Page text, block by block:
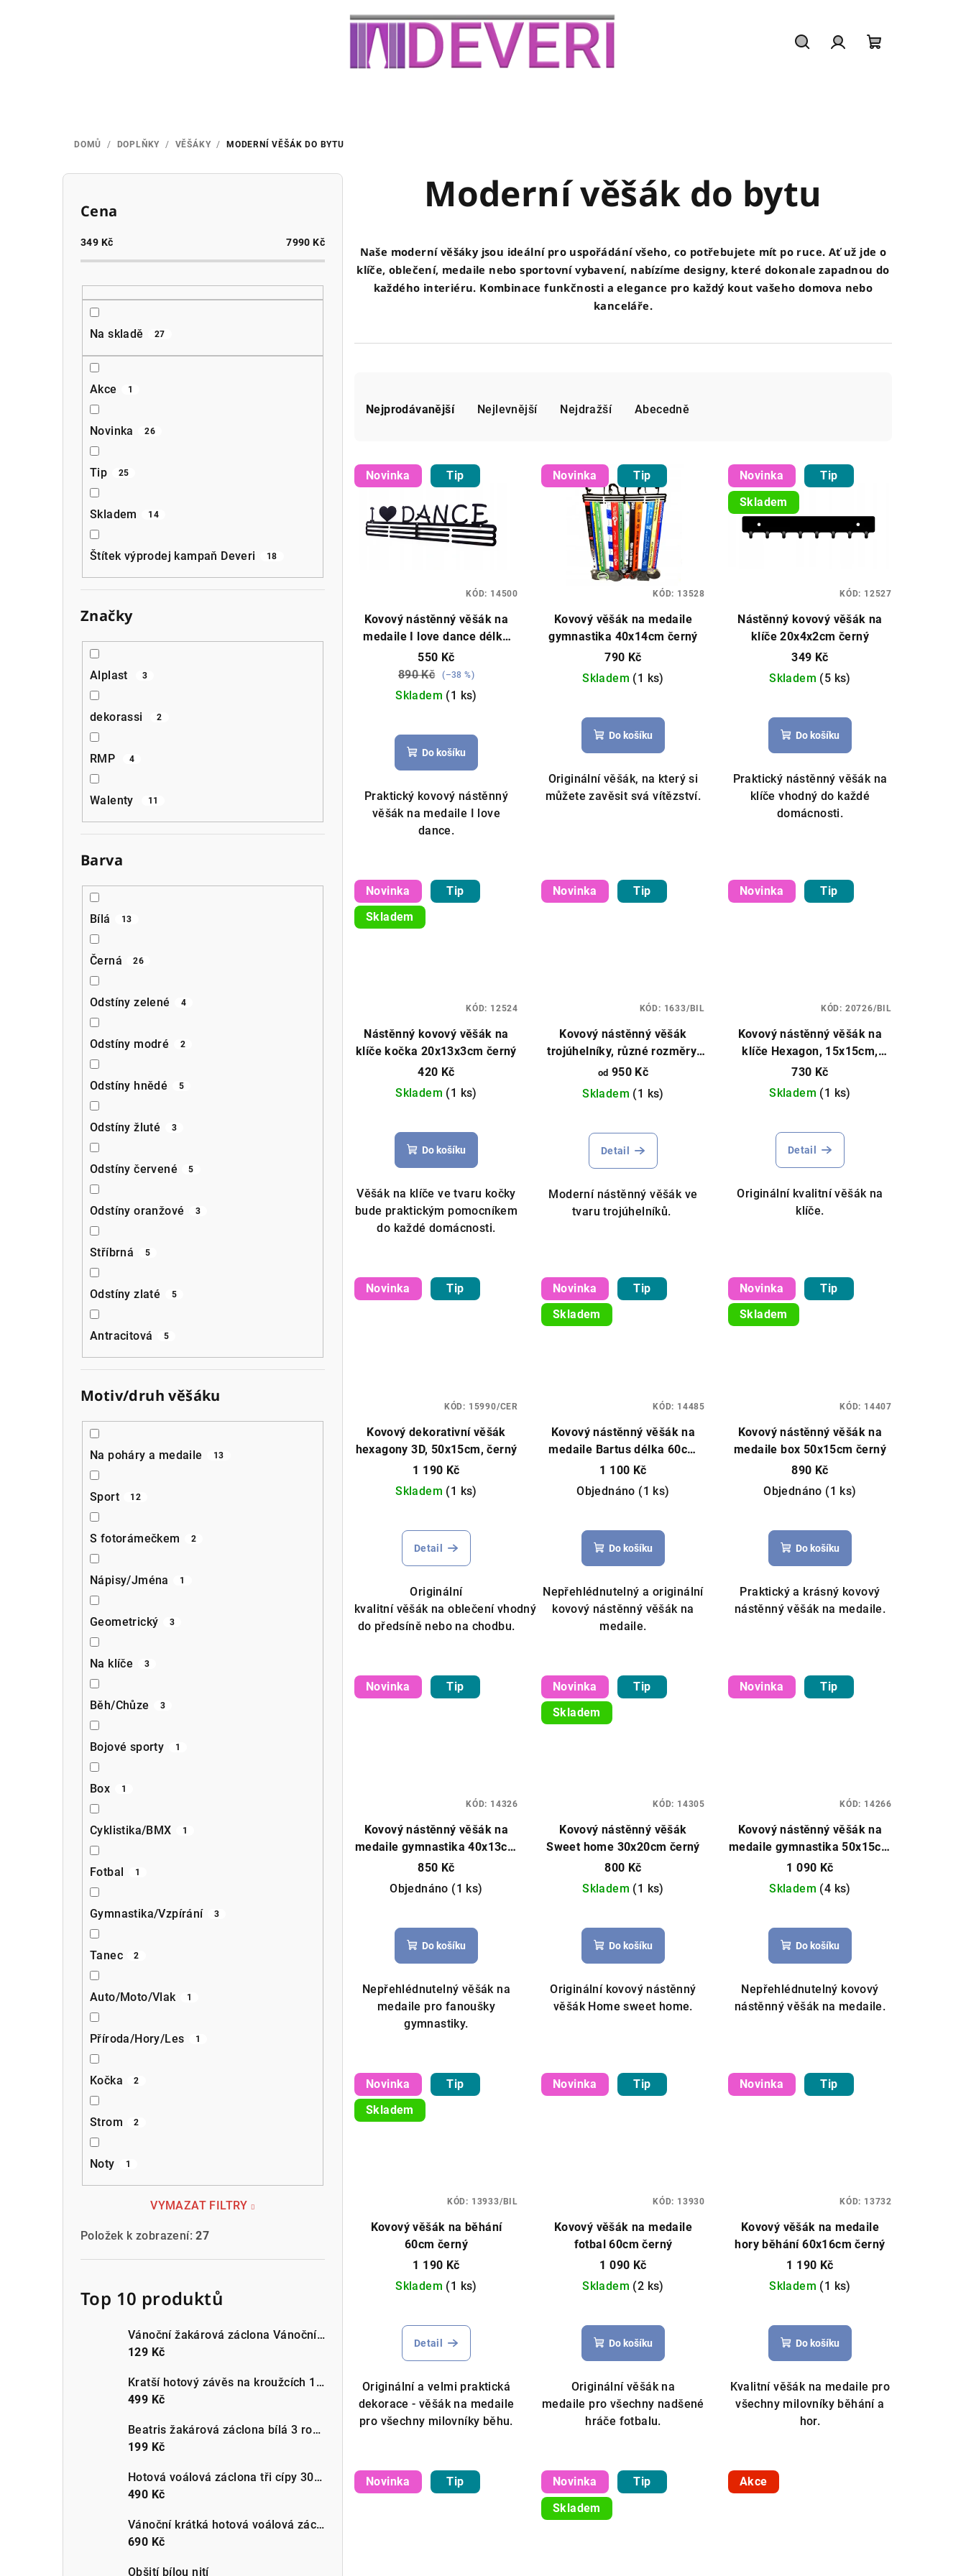
DOMŮ / DOPLŇKY / VĚŠÁKY / MODERNÍ VĚŠÁK DO BYTU
P
Cena
349 Kč 7990 Kč
Na skladě 27
Akce 1
Novinka 26
Tip 25
Skladem 14
Štítek výprodej kampaň Deveri 18
Značky
Alplast 3
dekorassi 2
RMP 4
Walenty 11
Barva
Bílá 13
Černá 26
Odstíny zelené 4
Odstíny modré 2
Odstíny hnědé 5
Odstíny žluté 3
Odstíny červené 5
Odstíny oranžové 3
Stříbrná 5
Odstíny zlaté 5
Antracitová 5
Motiv/druh věšáku
Na poháry a medaile 13
Sport 12
S fotorámečkem 2
Nápisy/Jména 1
Geometrický 3
Na klíče 3
Běh/Chůze 3
Bojové sporty 1
Box 1
Cyklistika/BMX 1
Fotbal 1
Gymnastika/Vzpírání 3
Tanec 2
Auto/Moto/Vlak 1
Příroda/Hory/Les 1
Kočka 2
Strom 2
Noty 1
VYMAZAT FILTRY
Položek k zobrazení:27
Top 10 produktů
Vánoční žakárová záclona Vánoční betlém výška 50cm bílá
Vánoční záclona, možné obšití boků
129 Kč
Kratší hotový závěs na kroužcích 140x160cm různé barvy
499 Kč
Beatris žakárová záclona bílá 3 rozměry | metráž
Metrážová záclona, možnost obšití boků
199 Kč
Hotová voálová záclona tři cípy 300x150cm bílá
490 Kč
Vánoční krátká hotová voálová záclona do kuchyně bílá různé rozměry
690 Kč
Obšití bílou nití
Moderní věšák do bytu
Naše moderní věšáky jsou ideální pro uspořádání všeho, co potřebujete mít po ruce. Ať už jde o
klíče, oblečení, medaile nebo sportovní vybavení, nabízíme designy, které dokonale zapadnou do
každého interiéru. Kombinace funkčnosti a elegance pro každý kout vašeho domova nebo
kanceláře.
a
e
o
d
Nejprodávanější Nejlevnější Nejdražší Abecedně
V
ý
p
r
ů
Novinka Tip
Kovový nástěnný věšák na
medaile I love dance délka
40cm černý
550 Kč
890 Kč
(–38 %)
Skladem (1 ks)
hodnocení
produktu
je
5,0
z
5
Do košíku
Praktický kovový nástěnný
věšák na medaile I love
dance.
KÓD: 14500
Novinka Tip
Kovový věšák na medaile
gymnastika 40x14cm černý
790 Kč
Skladem (1 ks)
Do košíku
Originální věšák, na který si
můžete zavěsit svá vítězství.
KÓD: 13528
Novinka
Tip
Skladem
Nástěnný kovový věšák na
klíče 20x4x2cm černý
349 Kč
Skladem (5 ks)
hodnocení
produktu
je
5,0
z
5
Do košíku
Praktický nástěnný věšák na
klíče vhodný do každé
domácnosti.
KÓD: 12527
Novinka
Tip
Skladem
Nástěnný kovový věšák na
klíče kočka 20x13x3cm černý
420 Kč
Skladem (1 ks)
Do košíku
Věšák na klíče ve tvaru kočky
bude praktickým pomocníkem
do každé domácnosti.
KÓD: 12524
Novinka Tip
Kovový nástěnný věšák
trojúhelníky, různé rozměry,
různé barvy
od 950 Kč
Skladem (1 ks)
Detail
Moderní nástěnný věšák ve
tvaru trojúhelníků.
KÓD: 1633/BIL
Novinka Tip
Kovový nástěnný věšák na
klíče Hexagon, 15x15cm,
různé barvy
730 Kč
Skladem (1 ks)
Detail
Originální kvalitní věšák na
klíče.
KÓD: 20726/BIL
Novinka Tip
Kovový dekorativní věšák
hexagony 3D, 50x15cm, černý
1 190 Kč
Skladem (1 ks)
Detail
Originální
kvalitní věšák na oblečení vhodný
do předsíně nebo na chodbu.
KÓD: 15990/CER
Novinka
Tip
Skladem
Kovový nástěnný věšák na
medaile Bartus délka 60cm
černý
1 100 Kč
Objednáno (1 ks)
Do košíku
Nepřehlédnutelný a originální
kovový nástěnný věšák na
medaile.
KÓD: 14485
Novinka
Tip
Skladem
Kovový nástěnný věšák na
medaile box 50x15cm černý
890 Kč
Objednáno (1 ks)
Do košíku
Praktický a krásný kovový
nástěnný věšák na medaile.
KÓD: 14407
Novinka Tip
Kovový nástěnný věšák na
medaile gymnastika 40x13cm
černý
850 Kč
Objednáno (1 ks)
Do košíku
Nepřehlédnutelný věšák na
medaile pro fanoušky
gymnastiky.
KÓD: 14326
Novinka
Tip
Skladem
Kovový nástěnný věšák
Sweet home 30x20cm černý
800 Kč
Skladem (1 ks)
Do košíku
Originální kovový nástěnný
věšák Home sweet home.
KÓD: 14305
Novinka Tip
Kovový nástěnný věšák na
medaile gymnastika 50x15cm
černý
1 090 Kč
Skladem (4 ks)
Do košíku
Nepřehlédnutelný kovový
nástěnný věšák na medaile.
KÓD: 14266
Novinka
Tip
Skladem
Kovový věšák na běhání
60cm černý
1 190 Kč
Skladem (1 ks)
Detail
Originální a velmi praktická
dekorace - věšák na medaile
pro všechny milovníky běhu.
KÓD: 13933/BIL
Novinka Tip
Kovový věšák na medaile
fotbal 60cm černý
1 090 Kč
Skladem (2 ks)
Do košíku
Originální věšák na
medaile pro všechny nadšené
hráče fotbalu.
KÓD: 13930
Novinka Tip
Kovový věšák na medaile
hory běhání 60x16cm černý
1 190 Kč
Skladem (1 ks)
hodnocení
produktu
je
5,0
z
5
Do košíku
Kvalitní věšák na medaile pro
všechny milovníky běhání a
hor.
KÓD: 13732
Novinka Tip Novinka
Tip
Skladem
Akce